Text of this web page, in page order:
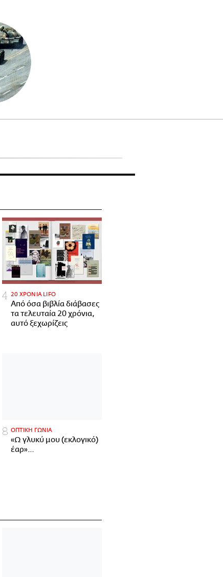
20 ΧΡΟΝΙΑ LIFO
Από όσα βιβλία διάβασες
τα τελευταία 20 χρόνια,
αυτό ξεχωρίζεις
ΟΠΤΙΚΗ ΓΩΝΙΑ
«Ω γλυκύ μου (εκλογικό)
έαρ»…